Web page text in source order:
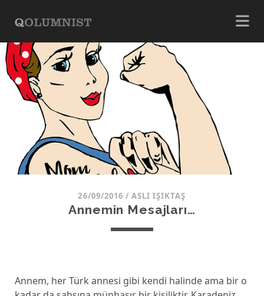
26/09/2016 /ASLI IŞIKTAŞ
Annemin Mesajları…
Annem, her Türk annesi gibi kendi halinde ama bir o